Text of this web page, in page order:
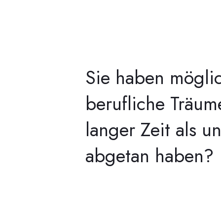
Sie haben
berufliche
langer Zeit als
abgetan haben?